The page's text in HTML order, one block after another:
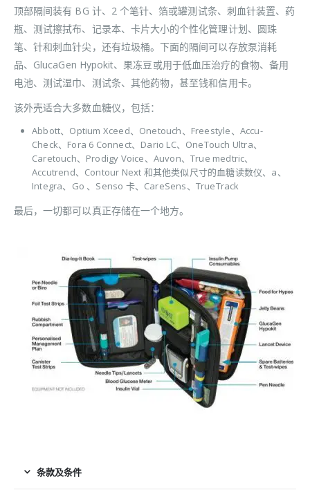
顶部隔间装有 BG 计、2 个笔针、箔或罐测试条、刺血针装置、药
瓶、测试擦拭布、记录本、卡片大小的个性化管理计划、圆珠
笔、针和刺血针尖，还有垃圾桶。下面的隔间可以存放泵消耗
品、GlucaGen Hypokit、果冻豆或用于低血压治疗的食物、备用
电池、测试湿巾、测试条、其他药物，甚至钱和信用卡。
该外壳适合大多数血糖仪，包括：
Abbott、Optium Xceed、Onetouch、Freestyle、Accu-
Check、Fora 6 Connect、Dario LC、OneTouch Ultra、
Caretouch、Prodigy Voice、Auvon、True medtric、
Accutrend、Contour Next 和其他类似尺寸的血糖读数仪、a、
Integra、Go 、Senso 卡、CareSens、TrueTrack
最后，一切都可以真正存储在一个地方。
条款及条件